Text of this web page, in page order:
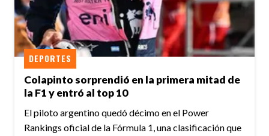
Colapinto sorprendió en la primera mitad de
la F1 y entró al top 10
DEPORTES
El piloto argentino quedó décimo en el Power
Rankings oficial de la Fórmula 1, una clasificación que